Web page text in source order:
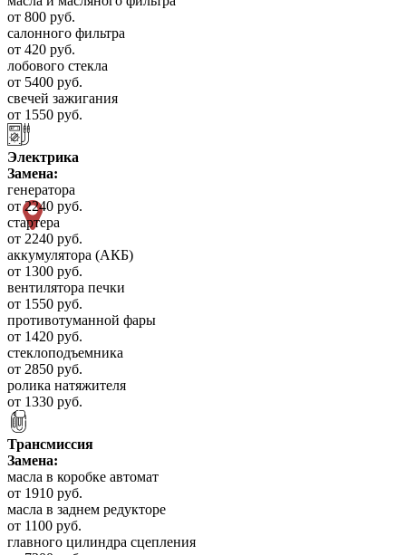
от 800 руб.
салонного фильтра
от 420 руб.
лобового стекла
от 5400 руб.
свечей зажигания
от 1550 руб.
Электрика
Замена:
генератора
от 2240 руб.
стартера
от 2240 руб.
аккумулятора (АКБ)
от 1300 руб.
вентилятора печки
от 1550 руб.
противотуманной фары
от 1420 руб.
стеклоподъемника
от 2850 руб.
ролика натяжителя
от 1330 руб.
Трансмиссия
Замена:
масла в коробке автомат
от 1910 руб.
масла в заднем редукторе
от 1100 руб.
главного цилиндра сцепления